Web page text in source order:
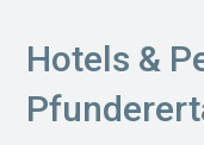
Hotels &